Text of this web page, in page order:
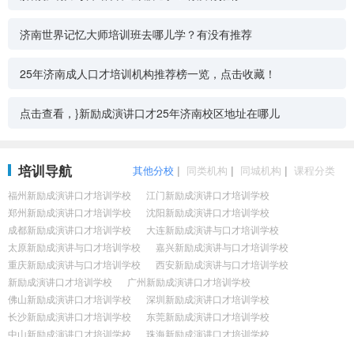
济南世界记忆大师培训班去哪儿学？有没有推荐
25年济南成人口才培训机构推荐榜一览，点击收藏！
点击查看，}新励成演讲口才25年济南校区地址在哪儿
其他分校 | 同类机构 | 同城机构 | 课程分类
培训导航
福州新励成演讲口才培训学校
江门新励成演讲口才培训学校
郑州新励成演讲口才培训学校
沈阳新励成演讲口才培训学校
成都新励成演讲口才培训学校
大连新励成演讲与口才培训学校
太原新励成演讲与口才培训学校
嘉兴新励成演讲与口才培训学校
重庆新励成演讲与口才培训学校
西安新励成演讲与口才培训学校
新励成演讲口才培训学校
广州新励成演讲口才培训学校
佛山新励成演讲口才培训学校
深圳新励成演讲口才培训学校
长沙新励成演讲口才培训学校
东莞新励成演讲口才培训学校
中山新励成演讲口才培训学校
珠海新励成演讲口才培训学校